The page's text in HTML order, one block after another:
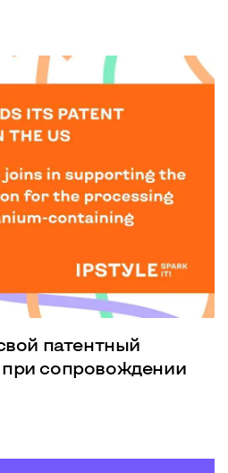
патентный
сопровождении